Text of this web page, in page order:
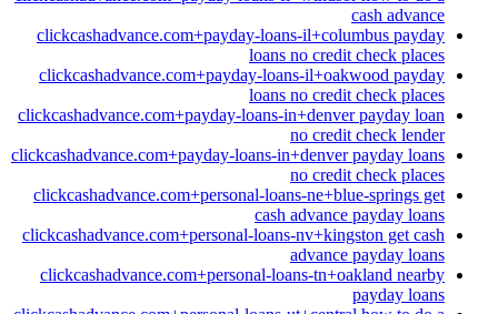
cash advance
clickcashadvance.com+payday-loans-il+columbus payday
loans no credit check places
clickcashadvance.com+payday-loans-il+oakwood payday
loans no credit check places
clickcashadvance.com+payday-loans-in+denver payday loan
no credit check lender
clickcashadvance.com+payday-loans-in+denver payday loans
no credit check places
clickcashadvance.com+personal-loans-ne+blue-springs get
cash advance payday loans
clickcashadvance.com+personal-loans-nv+kingston get cash
advance payday loans
clickcashadvance.com+personal-loans-tn+oakland nearby
payday loans